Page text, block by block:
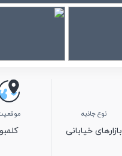
نوع جاذبه
بازارهای خیابانی کلمبو